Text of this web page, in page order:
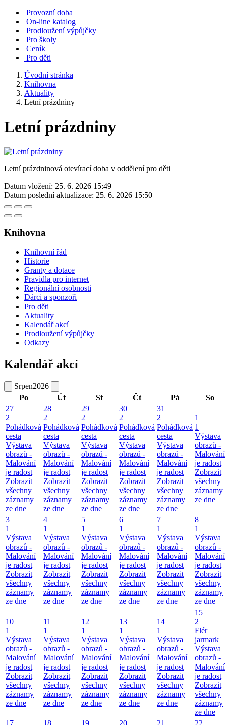
Provozní doba
On-line katalog
Prodloužení výpůjčky
Pro školy
Ceník
Pro děti
Úvodní stránka
Knihovna
Aktuality
Letní prázdniny
Letní prázdniny
Letní prázdninová otevírací doba v oddělení pro děti
Datum vložení: 25. 6. 2026 15:49
Datum poslední aktualizace: 25. 6. 2026 15:50
Knihovna
Knihovní řád
Historie
Granty a dotace
Pravidla pro internet
Regionální osobnosti
Dárci a sponzoři
Pro děti
Aktuality
Kalendář akcí
Prodloužení výpůjčky
Odkazy
Kalendář akcí
Srpen2026
Po
Út St Čt Pá
So
27
2
Pohádková
cesta
Výstava
obrazů -
Malování
je radost
Zobrazit
všechny
záznamy
ze dne
28
2
Pohádková
cesta
Výstava
obrazů -
Malování
je radost
Zobrazit
všechny
záznamy
ze dne
29
2
Pohádková
cesta
Výstava
obrazů -
Malování
je radost
Zobrazit
všechny
záznamy
ze dne
30
2
Pohádková
cesta
Výstava
obrazů -
Malování
je radost
Zobrazit
všechny
záznamy
ze dne
31
2
Pohádková
cesta
Výstava
obrazů -
Malování
je radost
Zobrazit
všechny
záznamy
ze dne
1
1
Výstava
obrazů -
Malování
je radost
Zobrazit
všechny
záznamy
ze dne
3
1
Výstava
obrazů -
Malování
je radost
Zobrazit
všechny
záznamy
ze dne
4
1
Výstava
obrazů -
Malování
je radost
Zobrazit
všechny
záznamy
ze dne
5
1
Výstava
obrazů -
Malování
je radost
Zobrazit
všechny
záznamy
ze dne
6
1
Výstava
obrazů -
Malování
je radost
Zobrazit
všechny
záznamy
ze dne
7
1
Výstava
obrazů -
Malování
je radost
Zobrazit
všechny
záznamy
ze dne
8
1
Výstava
obrazů -
Malování
je radost
Zobrazit
všechny
záznamy
ze dne
10
1
Výstava
obrazů -
Malování
je radost
Zobrazit
všechny
záznamy
ze dne
11
1
Výstava
obrazů -
Malování
je radost
Zobrazit
všechny
záznamy
ze dne
12
1
Výstava
obrazů -
Malování
je radost
Zobrazit
všechny
záznamy
ze dne
13
1
Výstava
obrazů -
Malování
je radost
Zobrazit
všechny
záznamy
ze dne
14
1
Výstava
obrazů -
Malování
je radost
Zobrazit
všechny
záznamy
ze dne
15
2
Flér
jarmark
Výstava
obrazů -
Malování
je radost
Zobrazit
všechny
záznamy
ze dne